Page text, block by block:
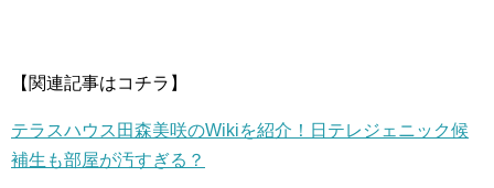
【関連記事はコチラ】
テラスハウス田森美咲のWikiを紹介！日テレジェニック候
補生も部屋が汚すぎる？